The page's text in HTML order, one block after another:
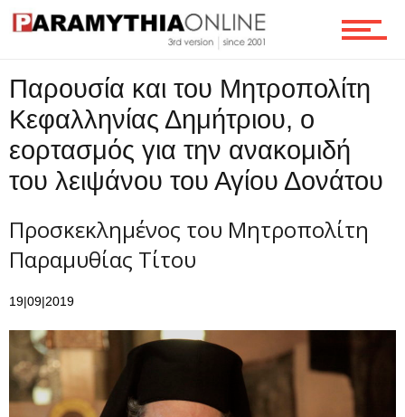
Ροή
Επικοινωνία
Παρουσία και του Μητροπολίτη
Κεφαλληνίας Δημήτριου, ο
εορτασμός για την ανακομιδή
του λειψάνου του Αγίου Δονάτου
Προσκεκλημένος του Μητροπολίτη
Παραμυθίας Τίτου
19|09|2019